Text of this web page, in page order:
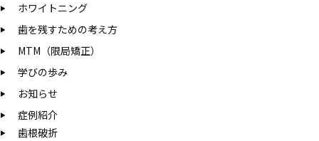
ホワイトニング
歯を残すための考え方
MTM（限局矯正）
学びの歩み
お知らせ
症例紹介
歯根破折